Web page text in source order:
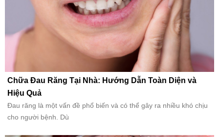
Chữa Đau Răng Tại Nhà: Hướng Dẫn Toàn Diện và
Hiệu Quả
Đau răng là một vấn đề phổ biến và có thể gây ra nhiều khó chịu
cho người bệnh. Dù